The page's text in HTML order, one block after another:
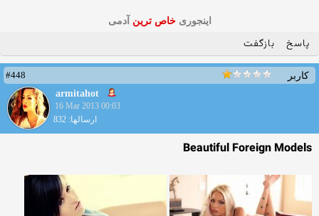
اینجوریخاص ترین آدمی
پاسخ بازگفت
کاربر
#448
armitahot
16 Mar 2013 00:03
ارسالها: 832
Beautiful Foreign Models